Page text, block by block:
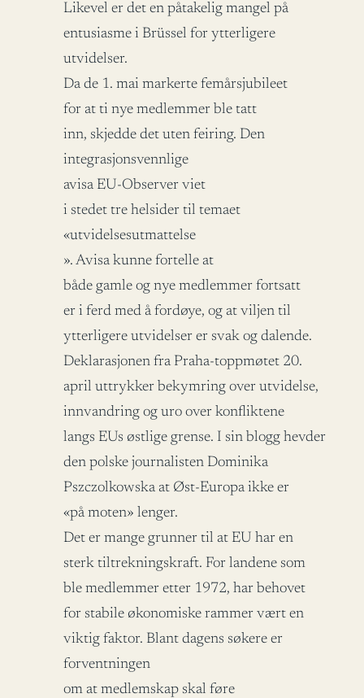
Likevel er det en påtakelig mangel på
entusiasme i Brüssel for ytterligere
utvidelser.
Da de 1. mai markerte femårsjubileet
for at ti nye medlemmer ble tatt
inn, skjedde det uten feiring. Den
integrasjonsvennlige
avisa EU-Observer viet
i stedet tre helsider til temaet
«utvidelsesutmattelse
». Avisa kunne fortelle at
både gamle og nye medlemmer fortsatt
er i ferd med å fordøye, og at viljen til
ytterligere utvidelser er svak og dalende.
Deklarasjonen fra Praha-toppmøtet 20.
april uttrykker bekymring over utvidelse,
innvandring og uro over konfliktene
langs EUs østlige grense. I sin blogg hevder
den polske journalisten Dominika
Pszczolkowska at Øst-Europa ikke er
«på moten» lenger.
Det er mange grunner til at EU har en
sterk tiltrekningskraft. For landene som
ble medlemmer etter 1972, har behovet
for stabile økonomiske rammer vært en
viktig faktor. Blant dagens søkere er
forventningen
om at medlemskap skal føre